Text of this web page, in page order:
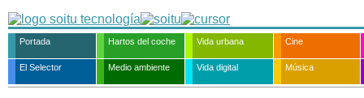
Portada Hartos del coche Vida urbana Cine
El Selector Medio ambiente Vida digital Música